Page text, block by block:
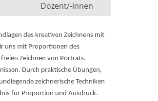
Dozent/-innen
des kreativen Zeichnens mit
uns mit Proportionen des
Zeichnen von Porträts.
Durch praktische Übungen,
zeichnerische Techniken
für Proportion und Ausdruck.